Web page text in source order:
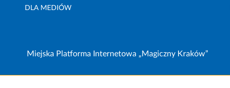
DLA MEDIÓW
Miejska Platforma Internetowa „Magiczny Kraków”